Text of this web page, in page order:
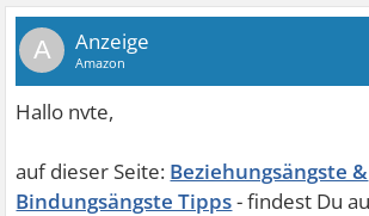
A
Beziehungsängste &
Bindungsängste Tipps